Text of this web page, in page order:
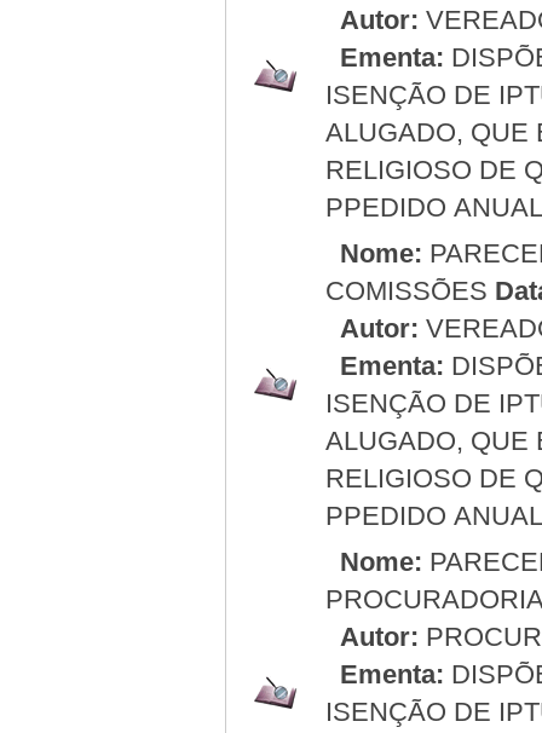
Autor:
Ementa:
ISENÇÃO DE
ALUGADO, QUE
RELIGIOSO DE
PPEDIDO
Nome:
COMISSÕES
Autor:
Ementa:
ISENÇÃO DE
ALUGADO, QUE
RELIGIOSO DE
PPEDIDO
Nome:
Autor:
Ementa:
ISENÇÃO DE